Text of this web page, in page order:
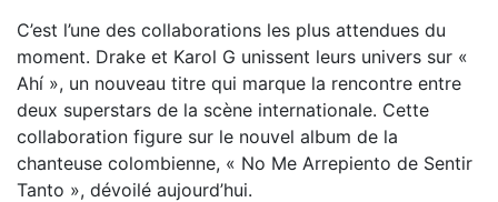
C’est l’une des collaborations les plus attendues du
moment. Drake et Karol G unissent leurs univers sur «
Ahí », un nouveau titre qui marque la rencontre entre
deux superstars de la scène internationale. Cette
collaboration figure sur le nouvel album de la
chanteuse colombienne, « No Me Arrepiento de Sentir
Tanto », dévoilé aujourd’hui.